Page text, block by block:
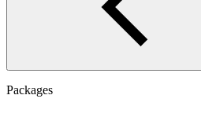
Packages